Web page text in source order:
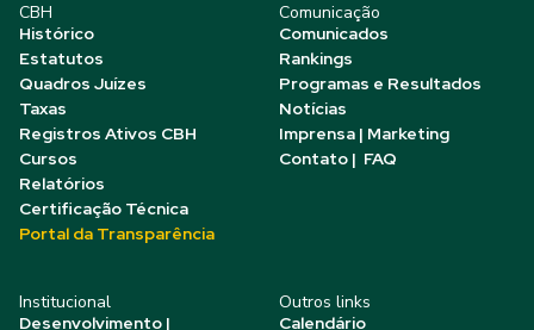
CBH
Histórico
Estatutos
Quadros Juízes
Taxas
Registros Ativos CBH
Cursos
Relatórios
Certificação Técnica
Portal da Transparência
Comunicação
Comunicados
Rankings
Programas e Resultados
Notícias
Imprensa | Marketing
Contato | FAQ
Institucional
Desenvolvimento |
Outros links
Calendário